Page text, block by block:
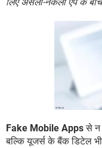
Fake Mobile Appsसे न
बल्कि यूजर्स के बैंक डिटेल भी